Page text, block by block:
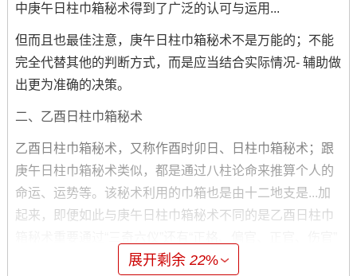
中庚午日柱巾箱秘术得到了广泛的认可与运用...
但而且也最佳注意，庚午日柱巾箱秘术不是万能的；不能
完全代替其他的判断方式，而是应当结合实际情况- 辅助做
出更为准确的决策。
二、乙酉日柱巾箱秘术
乙酉日柱巾箱秘术，又称作酉时卯日、日柱巾箱秘术；跟
庚午日柱巾箱秘术类似，都是通过八柱论命来推算个人的
命运、运势等。该秘术利用的巾箱也是由十二地支是...加
起来，即便如此与庚午日柱巾箱秘术不同的是乙酉日柱巾
等推算方式解读六十四卦象来预测人的吉凶、提升同将来
展开剩余22%